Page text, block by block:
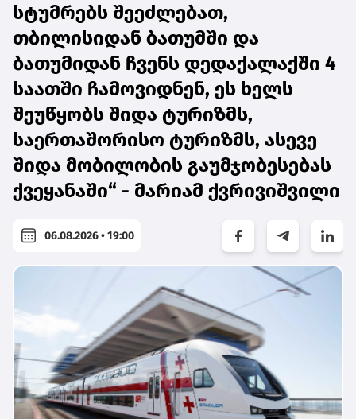
სტუმრებს შეეძლებათ,
თბილისიდან ბათუმში და
ბათუმიდან ჩვენს დედაქალაქში 4
საათში ჩამოვიდნენ, ეს ხელს
შეუწყობს შიდა ტურიზმს,
საერთაშორისო ტურიზმს, ასევე
შიდა მობილობის გაუმჯობესებას
ქვეყანაში“ - მარიამ ქვრივიშვილი
06.08.2026 • 19:00